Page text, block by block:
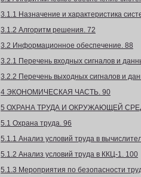
3.1.1 Назначение и характеристика
3.1.2 Алгоритм решения. 72
3.2 Информационное обеспечение. 88
3.2.1 Перечень входных сигналов и
3.2.2 Перечень выходных сигналов и
4 ЭКОНОМИЧЕСКАЯ ЧАСТЬ. 90
5 ОХРАНА ТРУДА И ОКРУЖАЮЩЕЙ
5.1 Охрана труда. 96
5.1.1 Анализ условий труда в
5.1.2 Анализ условий труда в ККЦ-1. 100
5.1.3 Мероприятия по безопасности